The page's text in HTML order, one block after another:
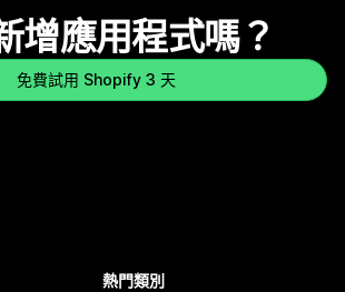
增應用程式嗎？
免費試用 Shopify 3 天
熱門類別